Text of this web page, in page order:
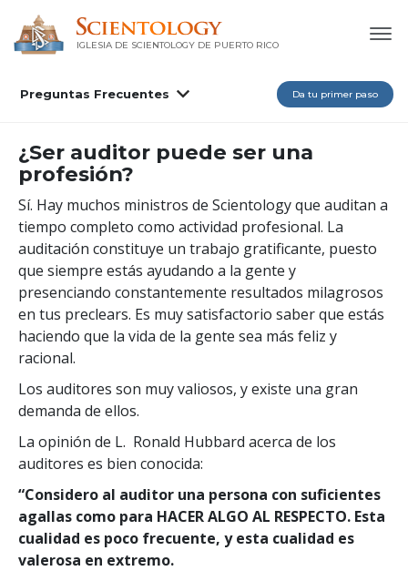
IGLESIA DE SCIENTOLOGY DE PUERTO RICO
Preguntas Frecuentes Da tu primer paso
¿Ser auditor puede ser una
profesión?
Sí. Hay muchos ministros de Scientology que auditan a
tiempo completo como actividad profesional. La
auditación constituye un trabajo gratificante, puesto
que siempre estás ayudando a la gente y
presenciando constantemente resultados milagrosos
en tus preclears. Es muy satisfactorio saber que estás
haciendo que la vida de la gente sea más feliz y
racional.
Los auditores son muy valiosos, y existe una gran
demanda de ellos.
La opinión de L. Ronald Hubbard acerca de los
auditores es bien conocida:
“Considero al auditor una persona con suficientes
agallas como para HACER ALGO AL RESPECTO. Esta
cualidad es poco frecuente, y esta cualidad es
valerosa en extremo.